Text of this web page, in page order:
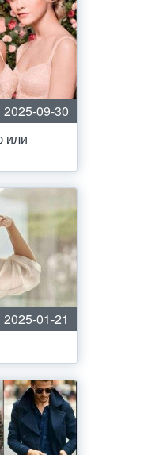
2025-09-30
или
2025-01-21